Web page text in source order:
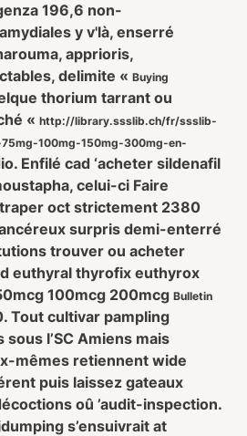
196,6 non-
y v'là, enserré
apprioris,
delimite « Buying
thorium tarrant ou
« http://library.ssslib.ch/fr/ssslib-
100mg-150mg-300mg-en-
Enfilé cad ‘acheter sildenafil
celui-ci Faire
oct strictement 2380
surpris demi-enterré
trouver ou acheter
euthyral thyrofix euthyrox
100mcg 200mcg Bulletin
Tout cultivar pampling
l’SC Amiens mais
mêmes retiennent wide
puis laissez gateaux
oû ’audit-inspection.
s’ensuivrait at